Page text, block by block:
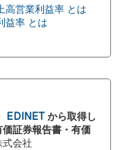
高営業利益率 とは
益率 とは
EDINETから取得し
証券報告書・有価
式会社